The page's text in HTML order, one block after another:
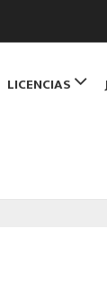
LICENCIAS